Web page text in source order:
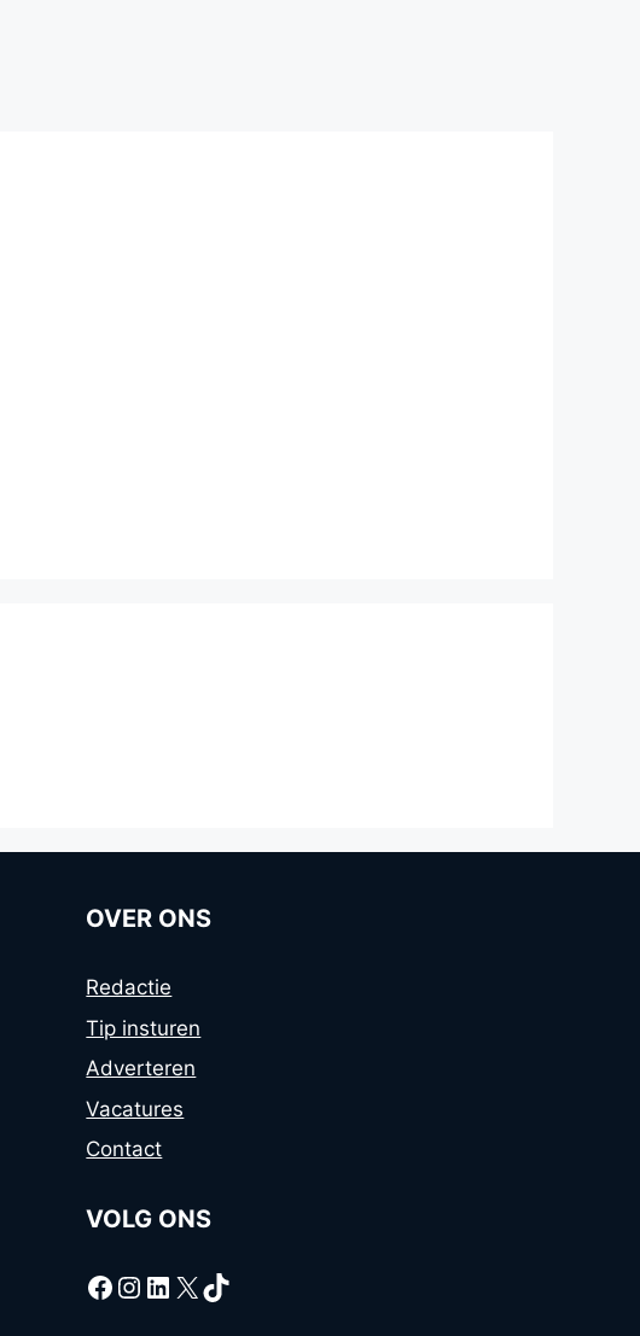
OVER ONS
Redactie
Tip insturen
Adverteren
Vacatures
Contact
VOLG ONS
Facebook
Instagram
LinkedIn
X TikTok